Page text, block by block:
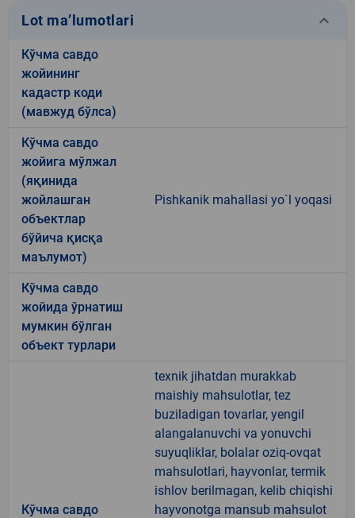
Lot ma’lumotlari keyboard_arrow_down
Кўчма савдо
жойининг
кадастр коди
(мавжуд бўлса)
Кўчма савдо
жойига мўлжал
(яқинида
жойлашган
объектлар
бўйича қисқа
маълумот)
Pishkanik mahallasi yo`l yoqasi
Кўчма савдо
жойида ўрнатиш
мумкин бўлган
объект турлари
Кўчма савдо
texnik jihatdan murakkab
maishiy mahsulotlar, tez
buziladigan tovarlar, yengil
alangalanuvchi va yonuvchi
suyuqliklar, bolalar oziq-ovqat
mahsulotlari, hayvonlar, termik
ishlov berilmagan, kelib chiqishi
hayvonotga mansub mahsulot